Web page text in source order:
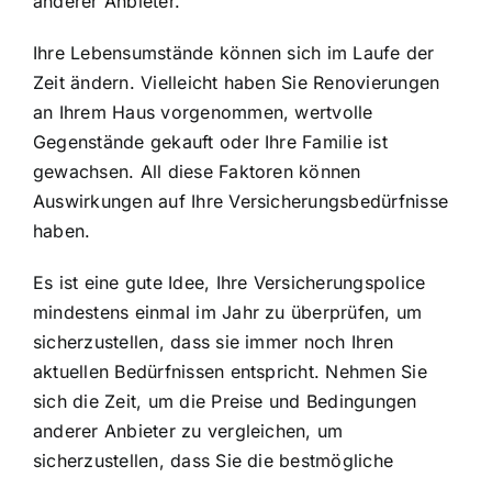
Ihre Lebensumstände können sich im Laufe der
Zeit ändern. Vielleicht haben Sie Renovierungen
an Ihrem Haus vorgenommen, wertvolle
Gegenstände gekauft oder Ihre Familie ist
gewachsen. All diese Faktoren können
Auswirkungen auf Ihre Versicherungsbedürfnisse
haben.
Es ist eine gute Idee, Ihre Versicherungspolice
mindestens einmal im Jahr zu überprüfen, um
sicherzustellen, dass sie immer noch Ihren
aktuellen Bedürfnissen entspricht. Nehmen Sie
sich die Zeit, um die Preise und Bedingungen
anderer Anbieter zu vergleichen, um
sicherzustellen, dass Sie die bestmögliche